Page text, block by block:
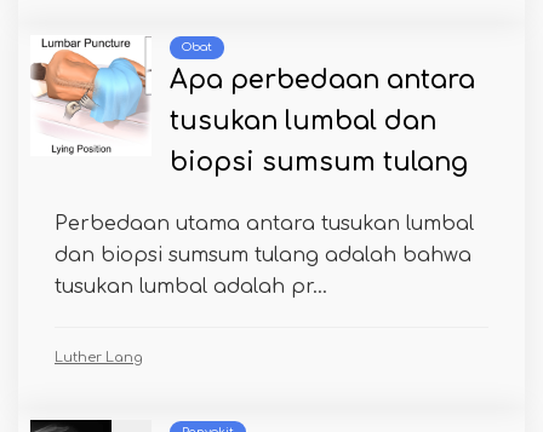
Obat
Apa perbedaan antara
tusukan lumbal dan
biopsi sumsum tulang
Perbedaan utama antara tusukan lumbal
dan biopsi sumsum tulang adalah bahwa
tusukan lumbal adalah pr...
Luther Lang